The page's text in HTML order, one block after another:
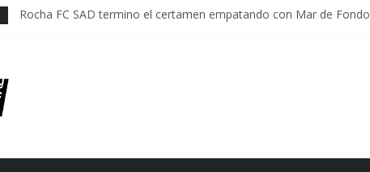
Rocha FC SAD termino el certamen empatando con Mar de Fondo